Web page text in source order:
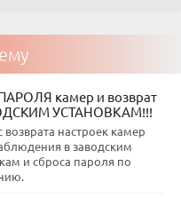
камер и возврат
УСТАНОВКАМ!!!
возврата настроек камер
в заводским
и сброса пароля по